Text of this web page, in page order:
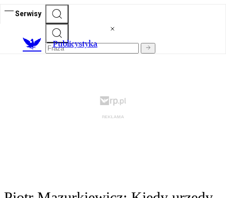
Serwisy
Publicystyka